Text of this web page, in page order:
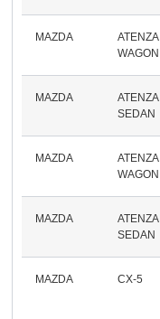
MAZDA
ATENZA
WAGON
MAZDA
ATENZA
SEDAN
MAZDA
ATENZA
WAGON
MAZDA
ATENZA
SEDAN
MAZDA CX-5